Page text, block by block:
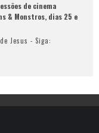
de cinema
& Monstros, dias 25 e
Jesus - Siga: